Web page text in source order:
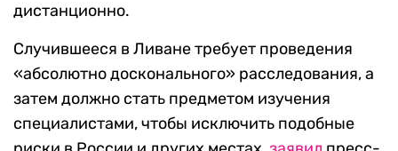
дистанционно.
Случившееся в Ливане требует проведения
«абсолютно досконального» расследования, а
затем должно стать предметом изучения
специалистами, чтобы исключить подобные